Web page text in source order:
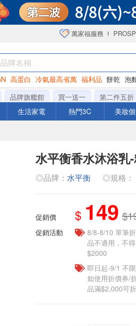
萬家福服務
高蛋白 冷氣最高省萬 福利品 餅乾 泡
啡
品牌旗艦館 買一送一 第二件五折
生活家電 熱門3C 美妝
水平衡香水沐浴乳
◎品牌： 水平衡 ◎規格：
促銷價 $ 149
促銷活動
8/8-8/10 單筆
品不適用，不
$2000
即日起-9/1 不
如使用折價券/
品滿$2,000可